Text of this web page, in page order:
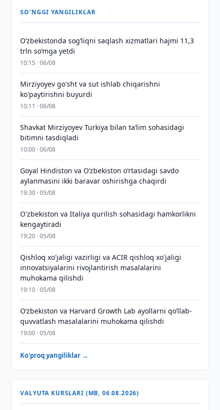
SO'NGGI YANGILIKLAR
O‘zbekistonda sog‘liqni saqlash xizmatlari hajmi 11,3
trln so‘mga yetdi
10:15 · 06/08
Mirziyoyev go'sht va sut ishlab chiqarishni
ko'paytirishni buyurdi
10:11 · 06/08
Shavkat Mirziyoyev Turkiya bilan taʼlim sohasidagi
bitimni tasdiqladi
10:00 · 06/08
Goyal Hindiston va Oʻzbekiston oʻrtasidagi savdo
aylanmasini ikki baravar oshirishga chaqirdi
19:30 · 05/08
O'zbekiston va Italiya qurilish sohasidagi hamkorlikni
kengaytiradi
19:20 · 05/08
Qishloq xo'jaligi vazirligi va ACIR qishloq xo'jaligi
innovatsiyalarini rivojlantirish masalalarini
muhokama qilishdi
19:10 · 05/08
Oʻzbekiston va Harvard Growth Lab ayollarni qoʻllab-
quvvatlash masalalarini muhokama qilishdi
19:00 · 05/08
Ko'proq yangiliklar →
VALYUTA KURSLARI (MB, 06.08.2026)